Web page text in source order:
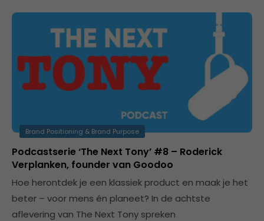
Brand Positioning & Brand Purpose
Podcastserie ‘The Next Tony’ #8 – Roderick
Verplanken, founder van Goodoo
Hoe herontdek je een klassiek product en maak je het
beter – voor mens én planeet? In de achtste
aflevering van The Next Tony spreken